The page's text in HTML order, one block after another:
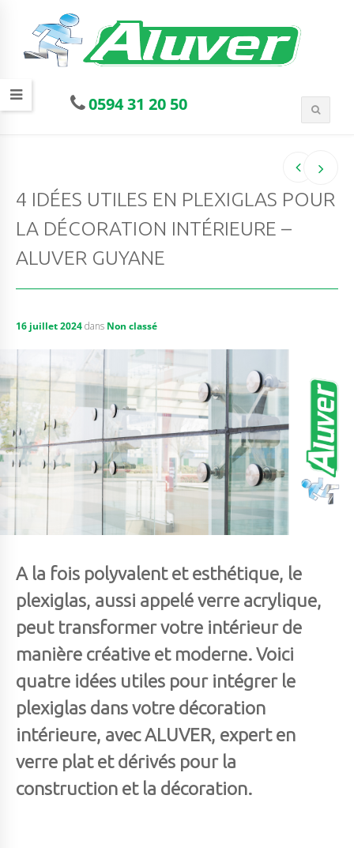
0594 31 20 50
4 IDÉES UTILES EN PLEXIGLAS POUR
LA DÉCORATION INTÉRIEURE –
ALUVER GUYANE
16 juillet 2024dans Non classé
A la fois polyvalent et esthétique, le
plexiglas, aussi appelé verre acrylique,
peut transformer votre intérieur de
manière créative et moderne. Voici
quatre idées utiles pour intégrer le
plexiglas dans votre décoration
intérieure, avec ALUVER, expert en
verre plat et dérivés pour la
construction et la décoration.